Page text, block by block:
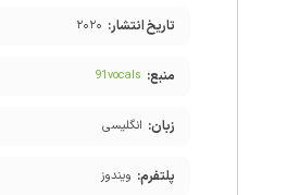
تاریخ انتشار: ۲۰۲۰
منبع: 91vocals
زبان: انگلیسی
پلتفرم: ویندوز